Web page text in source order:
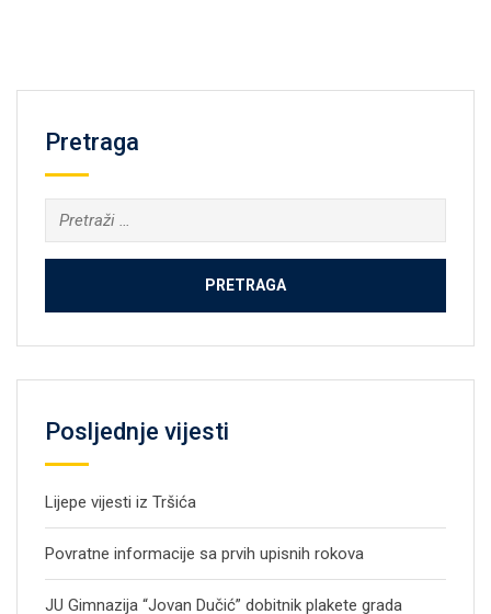
Pretraga
Pretraga:
Posljednje vijesti
Lijepe vijesti iz Tršića
Povratne informacije sa prvih upisnih rokova
JU Gimnazija “Jovan Dučić” dobitnik plakete grada